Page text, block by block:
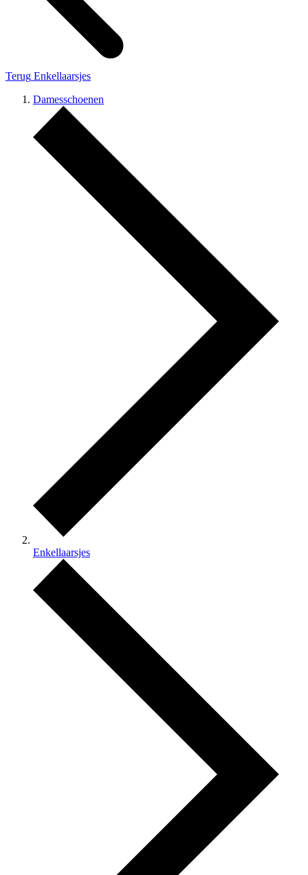
Terug Enkellaarsjes
Damesschoenen
Enkellaarsjes